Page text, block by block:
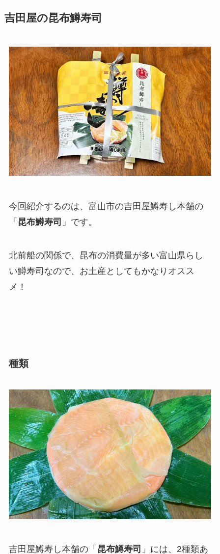
吉田屋の昆布鱒寿司
今回紹介するのは、富山市の吉田屋鱒寿し本舗の
「 昆布鱒寿司 」です。
北前船の関係で、昆布の消費量が多い富山県らし
い鱒寿司なので、お土産としてもかなりオスス
メ！
種類
吉田屋鱒寿し本舗の「 昆布鱒寿司 」には、2種類あ